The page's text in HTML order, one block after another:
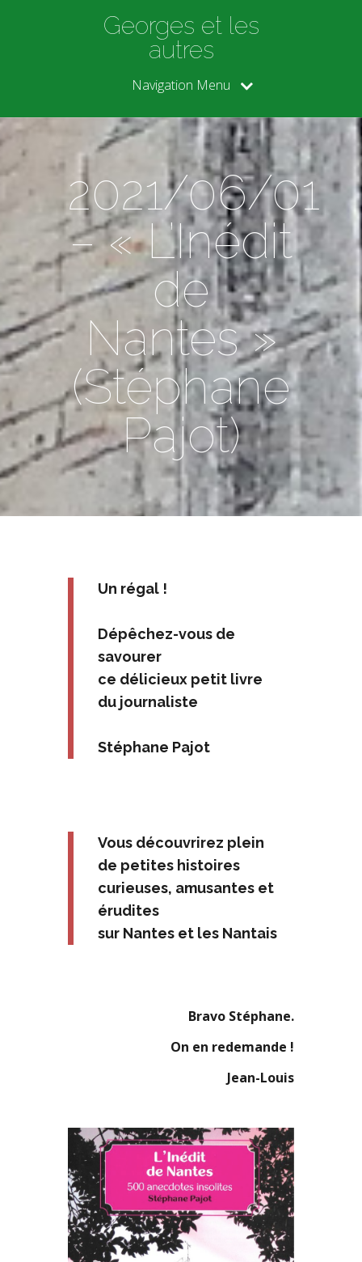
Georges et les
autres
Navigation Menu
2021/06/01
– « L’Inédit
de
Nantes »
(Stéphane
Pajot)
Un régal !
Dépêchez-vous de
savourer
ce délicieux petit livre
du journaliste
Stéphane Pajot
Vous découvrirez plein
de petites histoires
curieuses, amusantes et
érudites
sur Nantes et les Nantais
Bravo Stéphane.
On en redemande !
Jean-Louis